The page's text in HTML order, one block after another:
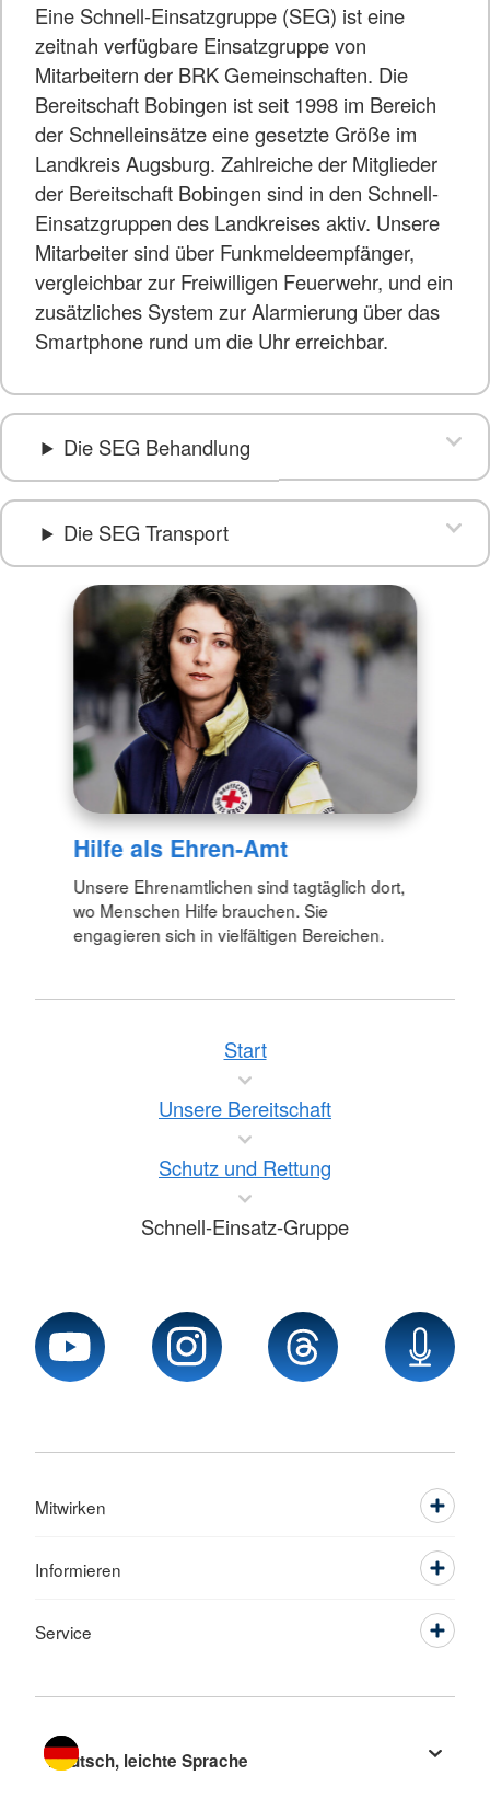
Eine Schnell-Einsatzgruppe (SEG) ist eine
zeitnah verfügbare Einsatzgruppe von
Mitarbeitern der BRK Gemeinschaften. Die
Bereitschaft Bobingen ist seit 1998 im Bereich
der Schnelleinsätze eine gesetzte Größe im
Landkreis Augsburg. Zahlreiche der Mitglieder
der Bereitschaft Bobingen sind in den Schnell-
Einsatzgruppen des Landkreises aktiv. Unsere
Mitarbeiter sind über Funkmeldeempfänger,
vergleichbar zur Freiwilligen Feuerwehr, und ein
zusätzliches System zur Alarmierung über das
Smartphone rund um die Uhr erreichbar.
Die SEG Behandlung
Die SEG Transport
Hilfe als Ehren-Amt
Unsere Ehrenamtlichen sind tagtäglich dort,
wo Menschen Hilfe brauchen. Sie
engagieren sich in vielfältigen Bereichen.
Start
Unsere Bereitschaft
Schutz und Rettung
Schnell-Einsatz-Gruppe
Mitwirken
Informieren
Service
Sprache wechseln zu